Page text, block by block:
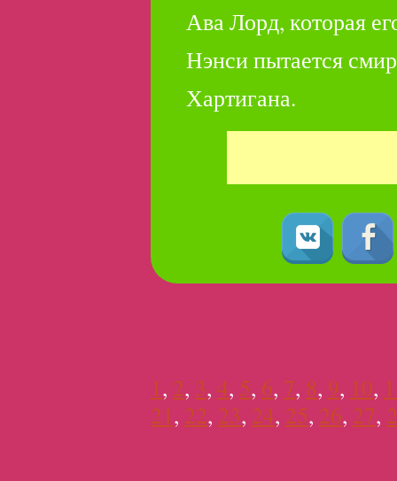
Ава Лорд, которая
Нэнси пытается
Хартигана.
1, 2, 3, 4, 5, 6, 7, 8, 9, 10,
21, 22, 23, 24, 25, 26, 27,